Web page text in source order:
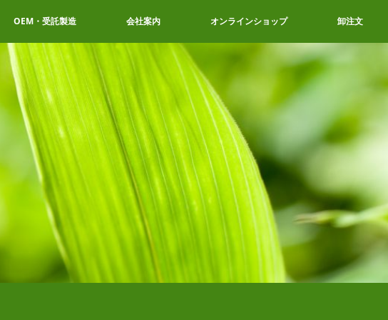
OEM・受託製造 会社案内 オンラインショップ 卸注文